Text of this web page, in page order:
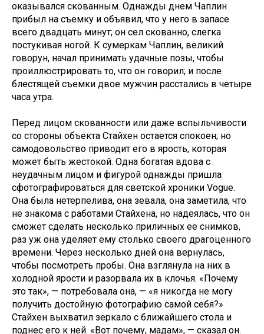
оказывался скованным. Однажды днем Чаплин
прибыл на съемку и объявил, что у него в запасе
всего двадцать минут; он сел скованно, слегка
постукивая ногой. К сумеркам Чаплин, великий
говорун, начал принимать удачные позы, чтобы
проиллюстрировать то, что он говорил; и после
блестящей съемки двое мужчин расстались в четыре
часа утра.
Перед лицом скованности или даже вспыльчивости
со стороны объекта Стайхен остается спокоен; но
самодовольство приводит его в ярость, которая
может быть жестокой. Одна богатая вдова с
неудачным лицом и фигурой однажды пришла
сфотографироваться для светской хроники Vogue.
Она была нетерпелива, она зевала, она заметила, что
не знакома с работами Стайхена, но надеялась, что он
сможет сделать несколько приличных ее снимков,
раз уж она уделяет ему столько своего драгоценного
времени. Через несколько дней она вернулась,
чтобы посмотреть пробы. Она взглянула на них в
холодной ярости и разорвала их в клочья. «Почему
это так», — потребовала она, — «я никогда не могу
получить достойную фотографию самой себя?»
Стайхен выхватил зеркало с ближайшего стола и
поднес его к ней. «Вот почему, мадам», — сказал он.